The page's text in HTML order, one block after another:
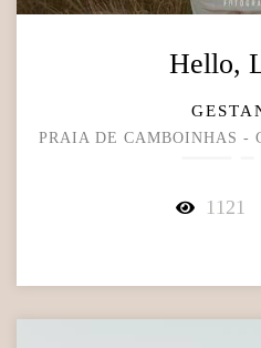
Hello,
PRAIA DE CAMBOINHAS -
1121